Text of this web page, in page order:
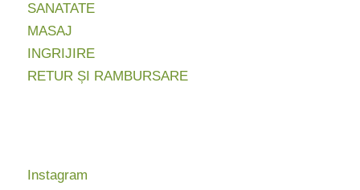
SANATATE
MASAJ
INGRIJIRE
RETUR ȘI RAMBURSARE
Instagram